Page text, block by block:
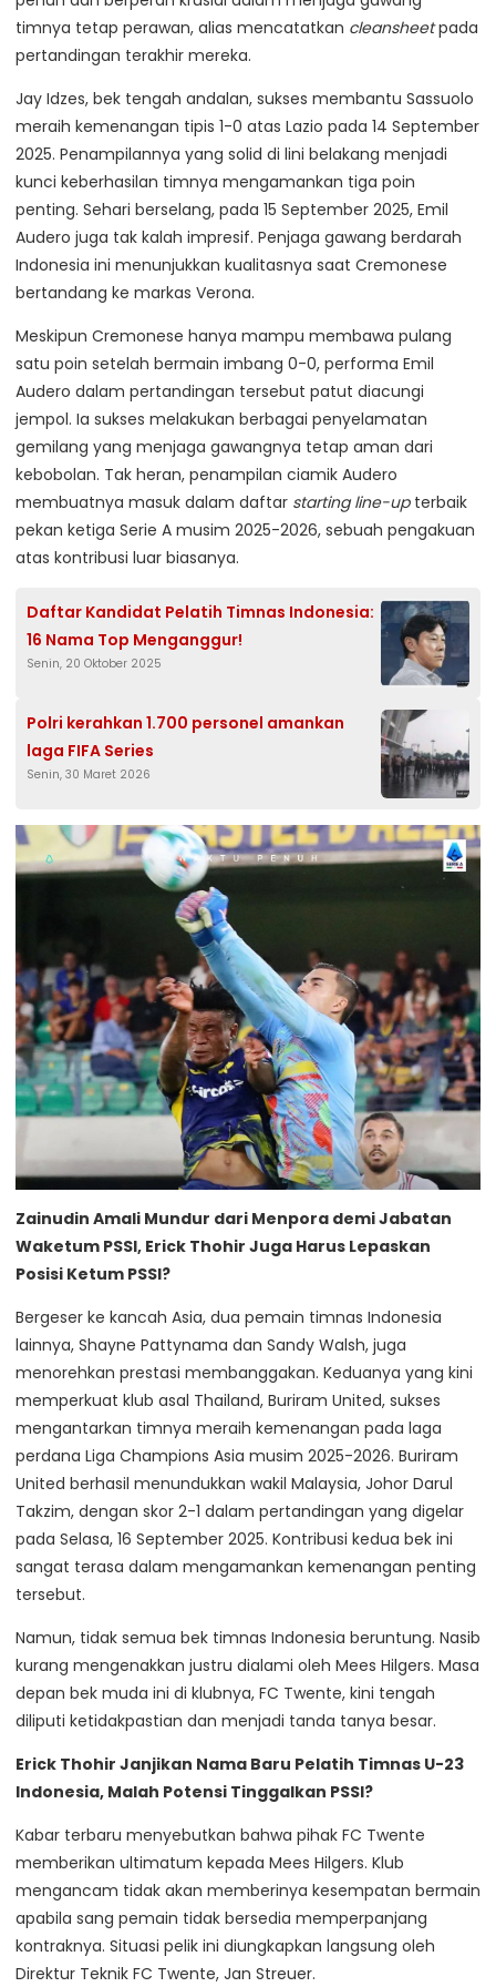
timnya tetap perawan, alias mencatatkan cleansheetpada
pertandingan terakhir mereka.
Jay Idzes, bek tengah andalan, sukses membantu Sassuolo
meraih kemenangan tipis 1-0 atas Lazio pada 14 September
2025. Penampilannya yang solid di lini belakang menjadi
kunci keberhasilan timnya mengamankan tiga poin
penting. Sehari berselang, pada 15 September 2025, Emil
Audero juga tak kalah impresif. Penjaga gawang berdarah
Indonesia ini menunjukkan kualitasnya saat Cremonese
bertandang ke markas Verona.
Meskipun Cremonese hanya mampu membawa pulang
satu poin setelah bermain imbang 0-0, performa Emil
Audero dalam pertandingan tersebut patut diacungi
jempol. Ia sukses melakukan berbagai penyelamatan
gemilang yang menjaga gawangnya tetap aman dari
kebobolan. Tak heran, penampilan ciamik Audero
membuatnya masuk dalam daftar starting line-upterbaik
pekan ketiga Serie A musim 2025-2026, sebuah pengakuan
atas kontribusi luar biasanya.
Daftar Kandidat Pelatih Timnas Indonesia:
16 Nama Top Menganggur!
Senin, 20 Oktober 2025
Polri kerahkan 1.700 personel amankan
laga FIFA Series
Senin, 30 Maret 2026
Zainudin Amali Mundur dari Menpora demi Jabatan
Waketum PSSI, Erick Thohir Juga Harus Lepaskan
Posisi Ketum PSSI?
Bergeser ke kancah Asia, dua pemain timnas Indonesia
lainnya, Shayne Pattynama dan Sandy Walsh, juga
menorehkan prestasi membanggakan. Keduanya yang kini
memperkuat klub asal Thailand, Buriram United, sukses
mengantarkan timnya meraih kemenangan pada laga
perdana Liga Champions Asia musim 2025-2026. Buriram
United berhasil menundukkan wakil Malaysia, Johor Darul
Takzim, dengan skor 2-1 dalam pertandingan yang digelar
pada Selasa, 16 September 2025. Kontribusi kedua bek ini
sangat terasa dalam mengamankan kemenangan penting
tersebut.
Namun, tidak semua bek timnas Indonesia beruntung. Nasib
kurang mengenakkan justru dialami oleh Mees Hilgers. Masa
depan bek muda ini di klubnya, FC Twente, kini tengah
diliputi ketidakpastian dan menjadi tanda tanya besar.
Erick Thohir Janjikan Nama Baru Pelatih Timnas U-23
Indonesia, Malah Potensi Tinggalkan PSSI?
Kabar terbaru menyebutkan bahwa pihak FC Twente
memberikan ultimatum kepada Mees Hilgers. Klub
mengancam tidak akan memberinya kesempatan bermain
apabila sang pemain tidak bersedia memperpanjang
kontraknya. Situasi pelik ini diungkapkan langsung oleh
Direktur Teknik FC Twente, Jan Streuer.